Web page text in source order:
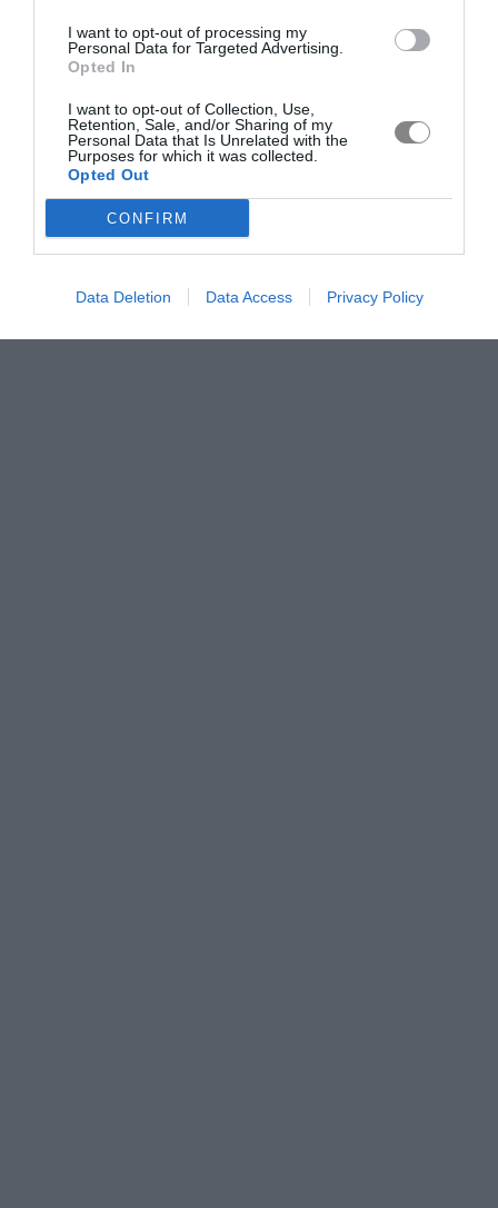
I want to opt-out of processing my
Personal Data for Targeted Advertising.
Opted In
I want to opt-out of Collection, Use,
Retention, Sale, and/or Sharing of my
Personal Data that Is Unrelated with the
Purposes for which it was collected.
Opted Out
CONFIRM
Data Deletion Data Access Privacy Policy